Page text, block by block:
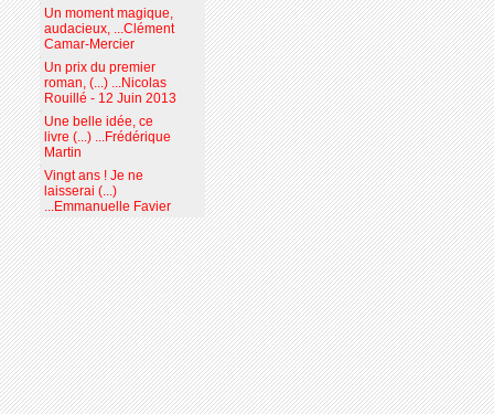
Un moment magique,
audacieux, ...Clément
Camar-Mercier
Un prix du premier
roman, (...) ...Nicolas
Rouillé - 12 Juin 2013
Une belle idée, ce
livre (...) ...Frédérique
Martin
Vingt ans ! Je ne
laisserai (...)
...Emmanuelle Favier